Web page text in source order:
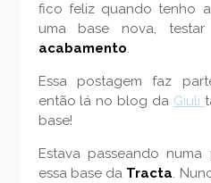
fico feliz quando tenho
uma base nova, testar
acabamento.
Essa postagem faz
então lá no blog da Giuli
base!
Estava passeando
essa base da Tracta.